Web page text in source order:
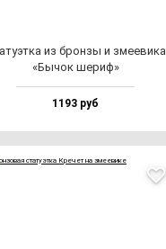
из брон­зы и зме­еви­ка
«Бычок ше­риф»
1193 руб